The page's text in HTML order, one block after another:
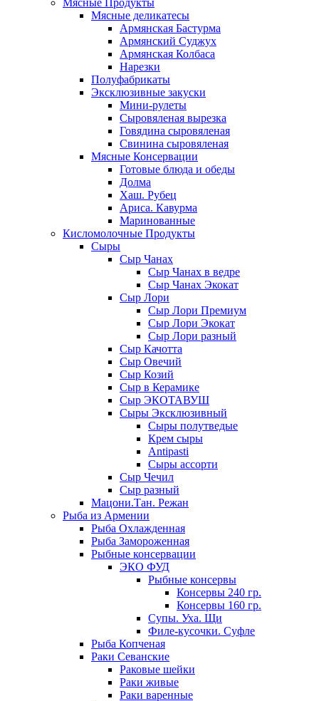
Мясные Продукты
Мясные деликатесы
Армянская Бастурма
Армянский Суджух
Армянская Колбаса
Нарезки
Полуфабрикаты
Эксклюзивные закуски
Мини-рулеты
Сыровяленая вырезка
Говядина сыровяленая
Свинина сыровяленая
Мясные Консервации
Готовые блюда и обеды
Долма
Хаш. Рубец
Ариса. Кавурма
Маринованные
Кисломолочные Продукты
Сыры
Сыр Чанах
Сыр Чанах в ведре
Сыр Чанах Экокат
Сыр Лори
Сыр Лори Премиум
Сыр Лори Экокат
Сыр Лори разный
Сыр Качотта
Сыр Овечий
Сыр Козий
Сыр в Керамике
Сыр ЭКОТАВУШ
Сыры Эксклюзивный
Сыры полутведые
Крем сыры
Antipasti
Сыры ассорти
Сыр Чечил
Сыр разный
Мацони.Тан. Режан
Рыба из Армении
Рыба Охлажденная
Рыба Замороженная
Рыбные консервации
ЭКО ФУД
Рыбные консервы
Консервы 240 гр.
Консервы 160 гр.
Супы. Уха. Щи
Филе-кусочки. Суфле
Рыба Копченая
Раки Севанские
Раковые шейки
Раки живые
Раки варенные